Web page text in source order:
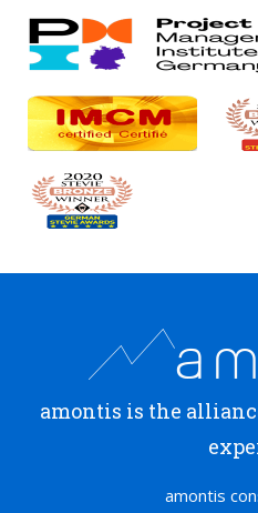
amontis is the
amontis